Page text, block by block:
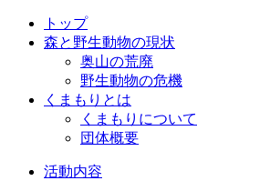
トップ
森と野生動物の現状
奥山の荒廃
野生動物の危機
くまもりとは
くまもりについて
団体概要
活動内容